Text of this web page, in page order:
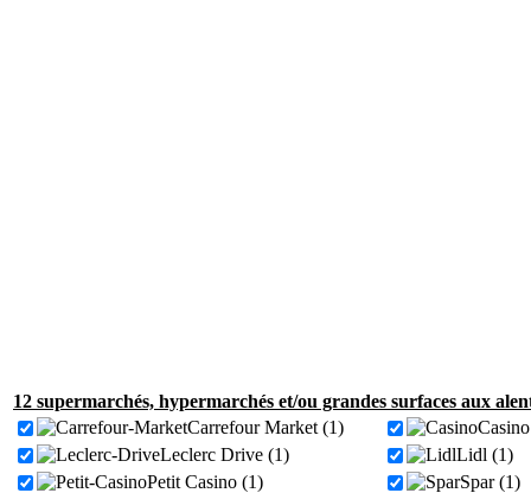
12 supermarchés, hypermarchés et/ou grandes surfaces aux
Carrefour Market (1)
Leclerc Drive (1)
Lidl (1)
Petit Casino (1)
Spar (1)